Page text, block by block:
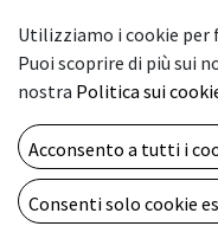
0 1812
CHI SIAMO
Una full immersion nel
artigrafiche al fine di
innovative.
Utilizziamo i cookie per
Puoi scoprire di più sui
nostra Politica sui
Acconsento a tutti i
Consenti solo cookie